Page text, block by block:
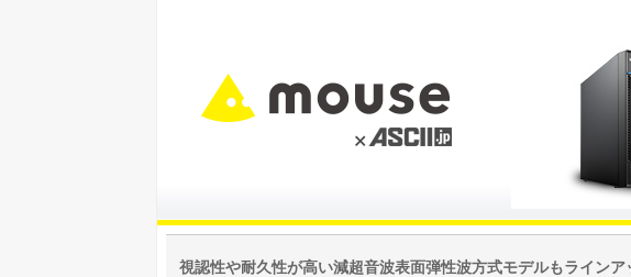
視認性や耐久性が高い減超音波表面弾性波方式モデルもラインア